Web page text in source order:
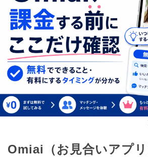
Omiai（お見合いアプリ